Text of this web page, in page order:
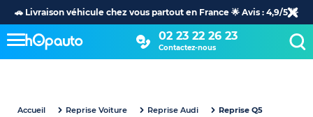
🚗 Livraison véhicule chez vous partout en France 🌟 Avis : 4,9/5 🌟
02 23 22 26 23
Contactez-nous
Accueil Reprise Voiture Reprise Audi Reprise Q5